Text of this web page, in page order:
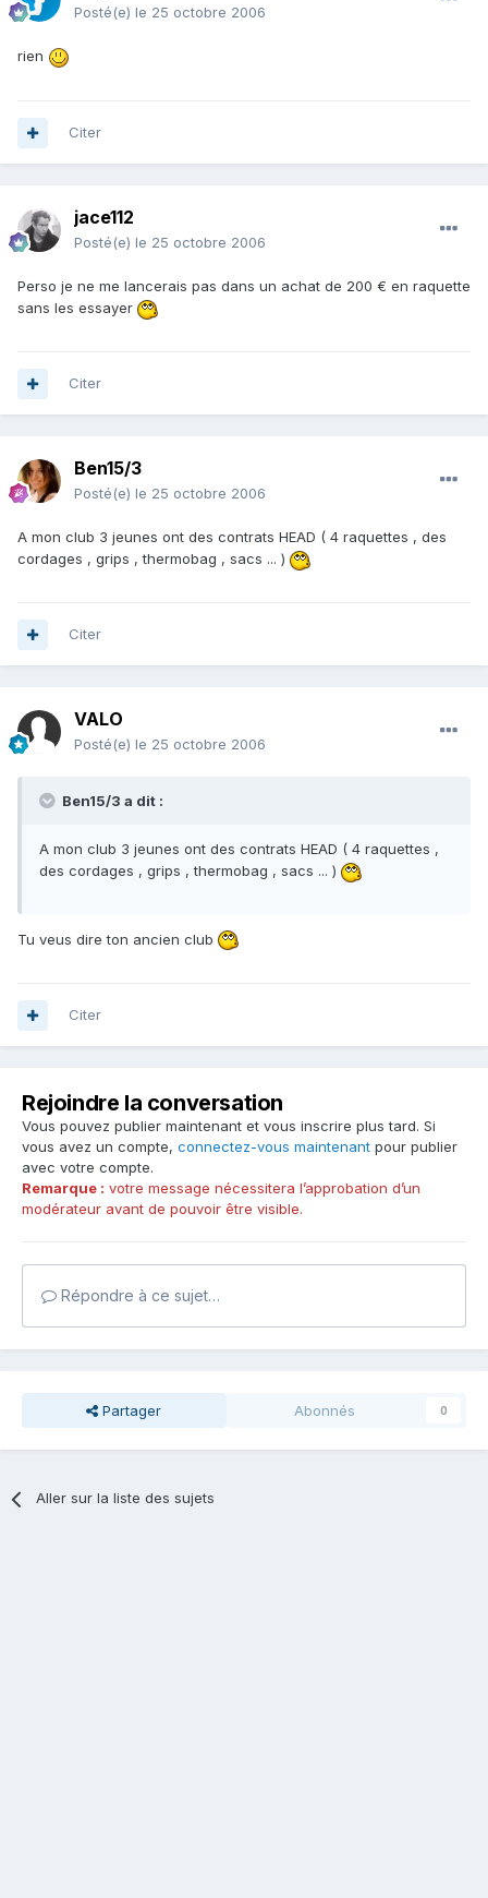
Posté(e) le 25 octobre 2006
rien
Citer
jace112
Posté(e) le 25 octobre 2006
Perso je ne me lancerais pas dans un achat de 200 € en raquette
sans les essayer
Citer
Ben15/3
Posté(e) le 25 octobre 2006
A mon club 3 jeunes ont des contrats HEAD ( 4 raquettes , des
cordages , grips , thermobag , sacs ... )
Citer
VALO
Posté(e) le 25 octobre 2006
Ben15/3 a dit :
A mon club 3 jeunes ont des contrats HEAD ( 4 raquettes ,
des cordages , grips , thermobag , sacs ... )
Tu veus dire ton ancien club
Citer
Rejoindre la conversation
Vous pouvez publier maintenant et vous inscrire plus tard. Si
vous avez un compte, connectez-vous maintenant pour publier
avec votre compte.
Remarque : votre message nécessitera l’approbation d’un
modérateur avant de pouvoir être visible.
Répondre à ce sujet…
Partager Abonnés 0
Aller sur la liste des sujets